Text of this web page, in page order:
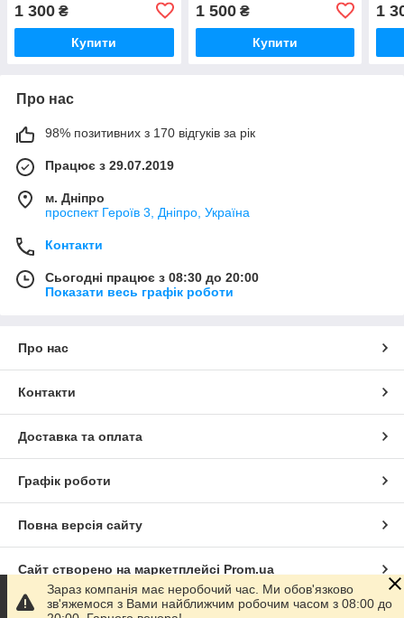
1 300 ₴
Купити
1 500₴
Купити
1
Про нас
98% позитивних з 170 відгуків за рік
Працює з 29.07.2019
м. Дніпро
проспект Героїв 3, Дніпро, Україна
Контакти
Сьогодні працює з 08:30 до 20:00
Показати весь графік роботи
Про нас
Контакти
Доставка та оплата
Графік роботи
Повна версія сайту
Сайт створено на маркетплейсі Prom.ua
Політика конфіденційності
Зараз компанія має неробочий час. Ми обов'язково
зв'яжемося з Вами найближчим робочим часом з 08:00 до